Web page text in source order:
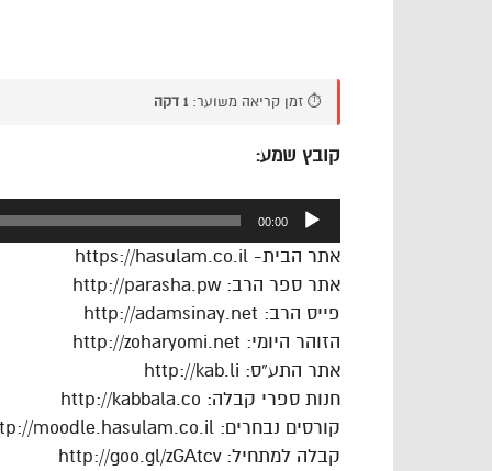
⏱️ זמן קריאה משוער: 1 דקה
קובץ שמע:
אודיו
00:00
אתר הבית- https://hasulam.co.il
אתר ספר הרב: http://parasha.pw
פייס הרב: http://adamsinay.net
הזוהר היומי: http://zoharyomi.net
אתר התע”ס: http://kab.li
חנות ספרי קבלה: http://kabbala.co
קורסים נבחרים: http://moodle.hasulam.co.il
קבלה למתחיל: http://goo.gl/zGAtcv